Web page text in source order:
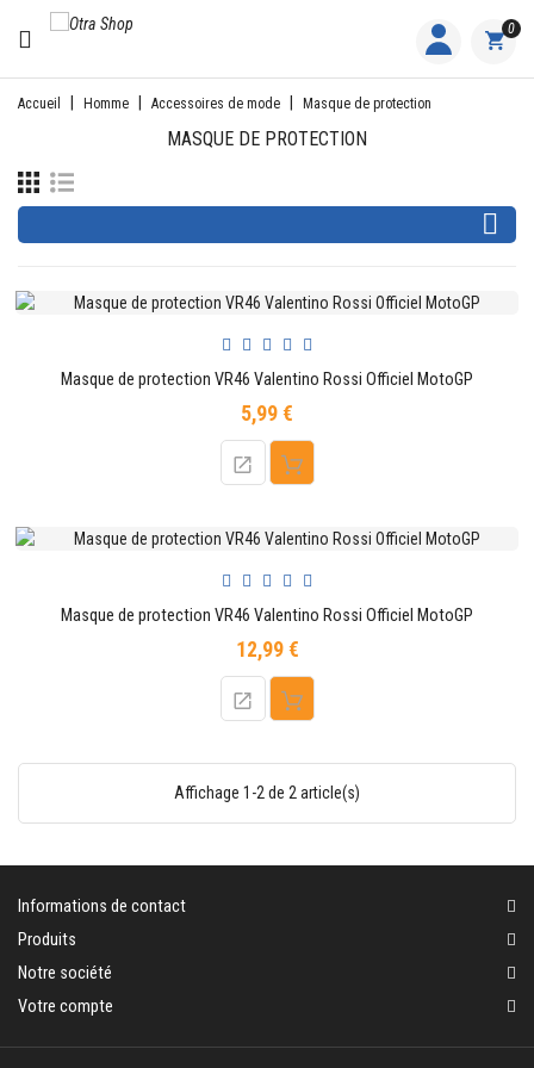
CATÉGORIE
ACCUEIL
FEMME
HOMME
JUNIOR
CONTACTER
0
Accueil Homme Accessoires de mode Masque de protection
MASQUE DE PROTECTION

Masque de protection VR46 Valentino Rossi Officiel MotoGP
5,99 €
Masque de protection VR46 Valentino Rossi Officiel MotoGP
12,99 €Prix
Affichage 1-2 de 2 article(s)
Informations de contact
Produits
Notre société
Votre compte